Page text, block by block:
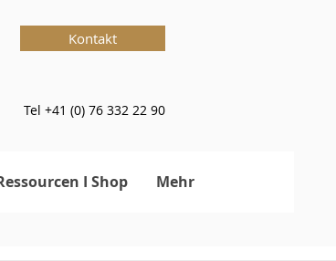
Kontakt
Tel +41 (0) 76 332 22 90
I Shop Mehr